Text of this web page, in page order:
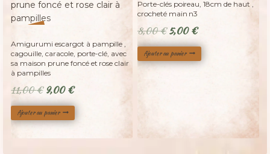
Amigurumi escargot à pampille ,
cagouille, caracole, porte-clé, avec
sa maison prune foncé et rose clair
à pampilles
11,00€ Le
prix
initial
9,00€Le
prix
actuel
Ajouter au panier
Porte-clés poireau, 18cm de haut ,
crocheté main n3
8,00€ Le
prix
initial
5,00€Le
prix
actuel
Ajouter au panier